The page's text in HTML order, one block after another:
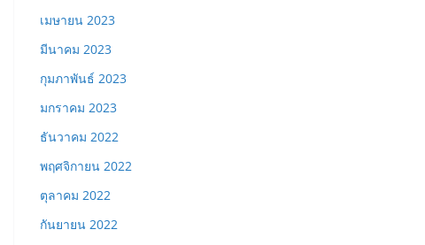
เมษายน 2023
มีนาคม 2023
กุมภาพันธ์ 2023
มกราคม 2023
ธันวาคม 2022
พฤศจิกายน 2022
ตุลาคม 2022
กันยายน 2022